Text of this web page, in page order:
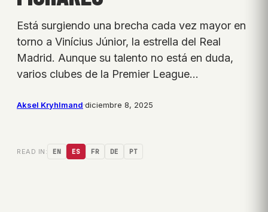
Está surgiendo una brecha cada vez mayor en
torno a Vinícius Júnior, la estrella del Real
Madrid. Aunque su talento no está en duda,
varios clubes de la Premier League…
Aksel Kryhlmand·diciembre 8, 2025
READ IN: EN ES FR DE PT